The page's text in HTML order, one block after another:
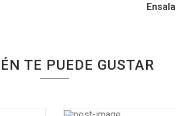
TE PUEDE GUSTAR